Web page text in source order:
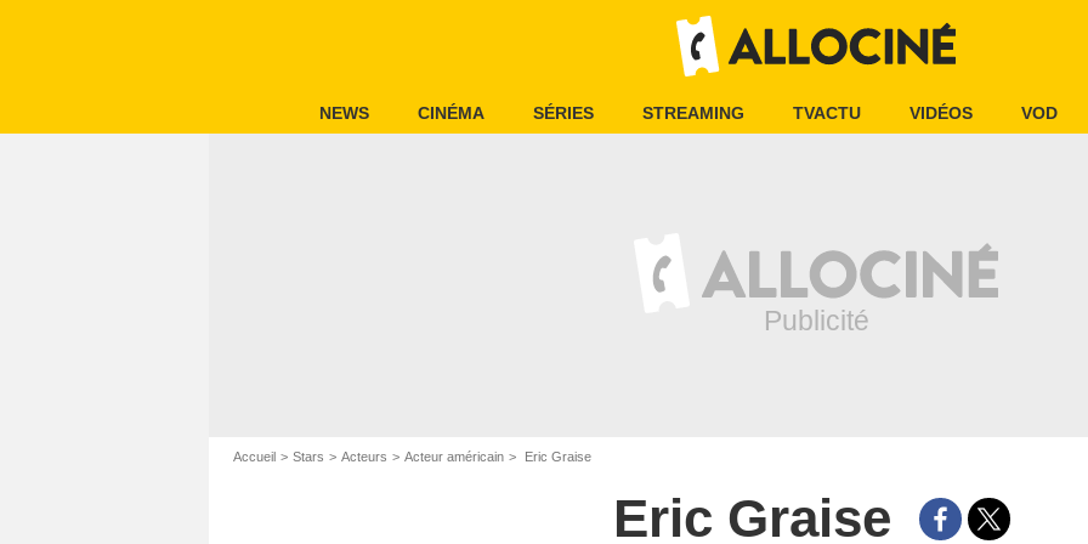
NEWS CINÉMA SÉRIES STREAMING TVACTU VIDÉOS VOD
Accueil Stars Acteurs Acteur américain Eric Graise
Eric Graise